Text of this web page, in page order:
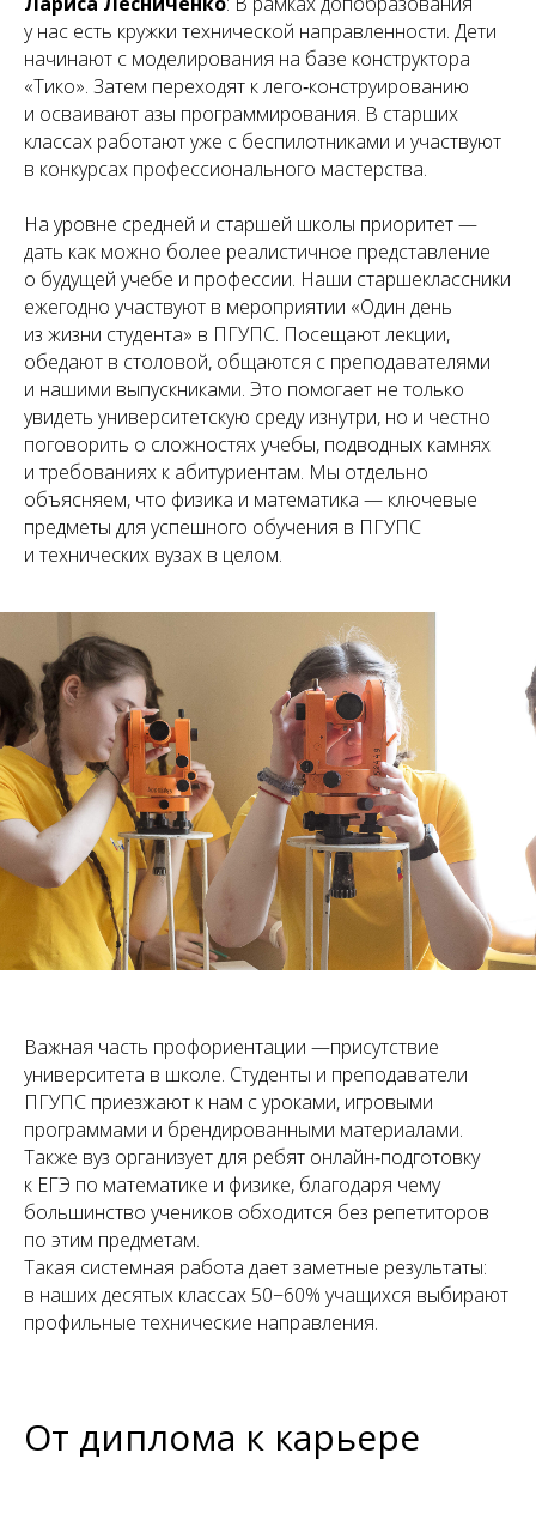
у нас есть кружки технической направленности. Дети
начинают с моделирования на базе конструктора
«Тико». Затем переходят к лего‑конструированию
и осваивают азы программирования. В старших
классах работают уже с беспилотниками и участвуют
в конкурсах профессионального мастерства.
На уровне средней и старшей школы приоритет —
дать как можно более реалистичное представление
о будущей учебе и профессии. Наши старшеклассники
ежегодно участвуют в мероприятии «Один день
из жизни студента» в ПГУПС. Посещают лекции,
обедают в столовой, общаются с преподавателями
и нашими выпускниками. Это помогает не только
увидеть университетскую среду изнутри, но и честно
поговорить о сложностях учебы, подводных камнях
и требованиях к абитуриентам. Мы отдельно
объясняем, что физика и математика — ключевые
предметы для успешного обучения в ПГУПС
и технических вузах в целом.
Важная часть профориентации —присутствие
университета в школе. Студенты и преподаватели
ПГУПС приезжают к нам с уроками, игровыми
программами и брендированными материалами.
Также вуз организует для ребят онлайн‑подготовку
к ЕГЭ по математике и физике, благодаря чему
большинство учеников обходится без репетиторов
по этим предметам.
Такая системная работа дает заметные результаты:
в наших десятых классах 50−60% учащихся выбирают
профильные технические направления.
От диплома к карьере